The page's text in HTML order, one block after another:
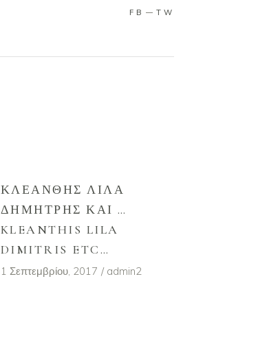
FB TW
ΚΛΕΑΝΘΉΣ ΛΊΛΑ
ΔΗΜΉΤΡΗΣ ΚΑΙ …
KLEANTHIS LILA
DIMITRIS ETC…
1 Σεπτεμβρίου, 2017 admin2